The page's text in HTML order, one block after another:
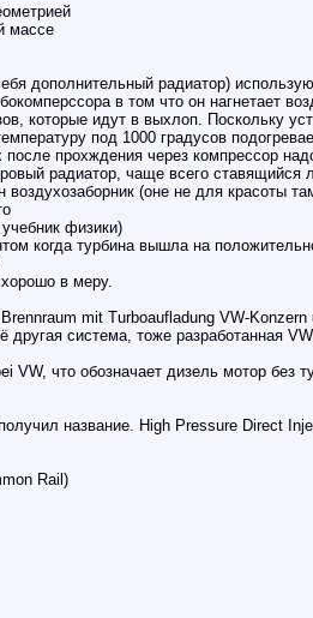
массе
дополнительный радиатор)
в том что он нагнетает
которые идут в выхлоп. Поскольку
под 1000 градусов
прохждения через компрессор
радиатор, чаще всего ставящийся
(оне не для красоты
физики)
когда турбина вышла на
в меру.
mit Turboaufladung VW-Konzern
система, тоже разработанная
VW, что обозначает дизель мотор без
название. High Pressure Direct
Rail)